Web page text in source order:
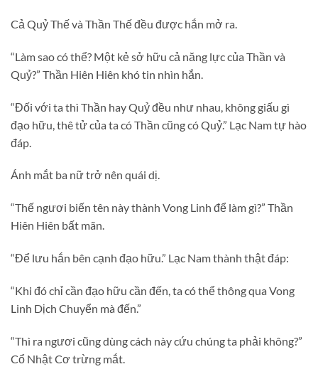
Cả Quỷ Thế và Thần Thế đều được hắn mở ra.
“Làm sao có thể? Một kẻ sở hữu cả năng lực của Thần và
Quỷ?” Thần Hiên Hiên khó tin nhìn hắn.
“Đối với ta thì Thần hay Quỷ đều như nhau, không giấu gì
đạo hữu, thê tử của ta có Thần cũng có Quỷ.” Lạc Nam tự hào
đáp.
Ánh mắt ba nữ trở nên quái dị.
“Thế ngươi biến tên này thành Vong Linh để làm gì?” Thần
Hiên Hiên bất mãn.
“Để lưu hắn bên cạnh đạo hữu.” Lạc Nam thành thật đáp:
“Khi đó chỉ cần đạo hữu cần đến, ta có thể thông qua Vong
Linh Dịch Chuyển mà đến.”
“Thì ra ngươi cũng dùng cách này cứu chúng ta phải không?”
Cổ Nhật Cơ trừng mắt.